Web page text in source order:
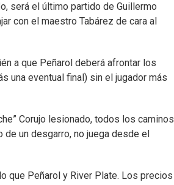
será el último partido de Guillermo
con el maestro Tabárez de cara al
a que Peñarol deberá afrontar los
una eventual final) sin el jugador más
Corujo lesionado, todos los caminos
de un desgarro, no juega desde el
que Peñarol y River Plate. Los precios